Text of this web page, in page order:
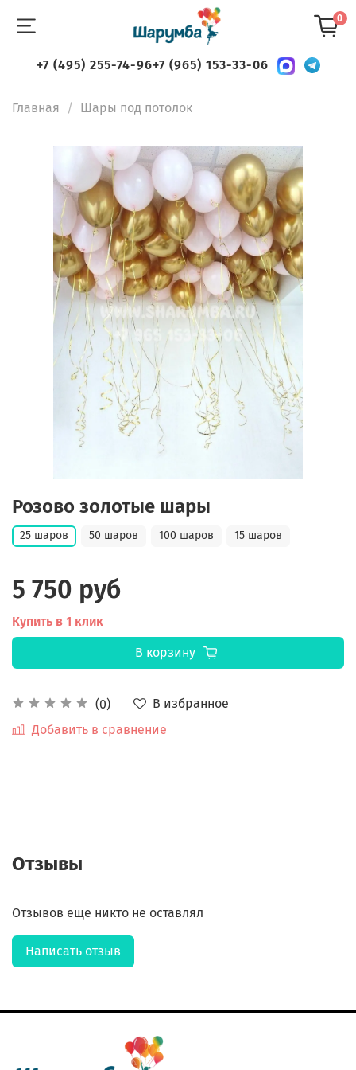
0
+7 (495) 255-74-96+7 (965) 153-33-06
Главная Шары под потолок
Розово золотые шары
(0)
В избранное
Добавить в сравнение
25 шаров 50 шаров 100 шаров 15 шаров
5 750 руб
Купить в 1 клик
В корзину
Отзывы
Отзывов еще никто не оставлял
Написать отзыв